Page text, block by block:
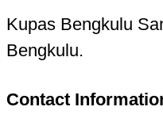
Kupas Bengkulu
Bengkulu.
Contact